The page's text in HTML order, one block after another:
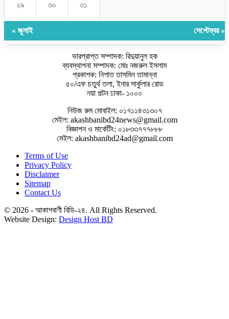
২৯ ৩০ ৩১
« জুলাই সেপ্টেম্বর »
ভারপ্রাপ্ত সম্পাদক: রিদুয়ানুল হক
ব্যবস্থাপনা সম্পাদক: মোঃ নজরুল ইসলাম
প্রকাশক: নিশাত তাসমিন তামান্না
৫০/এফ চতুর্থ তলা, ইনার সার্কুলার রোড
নয়া পল্টন ঢাকা- ১০০০
নিউজ রুম মোবাইল: ০১৭১১৪৩১৩০৭
মেইল: akashbanibd24news@gmail.com
বিজ্ঞাপন ও মার্কেটিং: ০১৮৩৩৭৭৭৮৮৮
মেইল: akashbanibd24ad@gmail.com
Terms of Use
Privacy Policy
Disclaimer
Sitemap
Contact Us
© 2026 - আকাশবাণী বিডি-২৪. All Rights Reserved.
Website Design: Design Host BD